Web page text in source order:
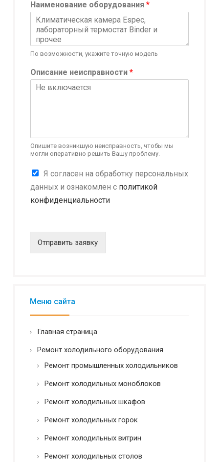
а
н
о
в
а
Наименование оборудования *
По возможности, укажите точную модель
Описание неисправности *
Опишите возникшую неисправность, чтобы мы
могли оперативно решить Вашу проблему.
К
н
ф
е
н
с
т
*
Я согласен на обработку персональных
данных и ознакомлен с политикой
конфиденциальности
Отправить заявку
Меню сайта
Главная страница
Ремонт холодильного оборудования
Ремонт промышленных холодильников
Ремонт холодильных моноблоков
Ремонт холодильных шкафов
Ремонт холодильных горок
Ремонт холодильных витрин
Ремонт холодильных столов